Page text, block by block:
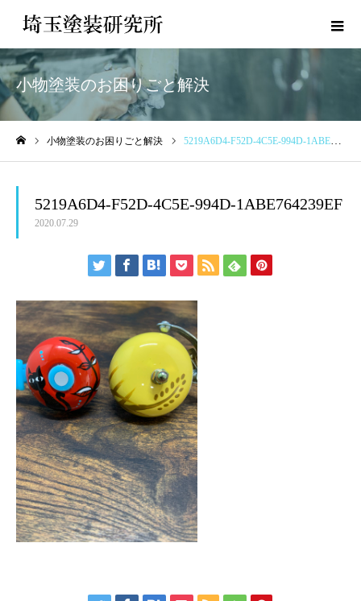
小物塗装のお困りごと解決
小物塗装のお困りごと解決 5219A6D4-F52D-4C5E-994D-1ABE764239EF
5219A6D4-F52D-4C5E-994D-1ABE764239EF
2020.07.29